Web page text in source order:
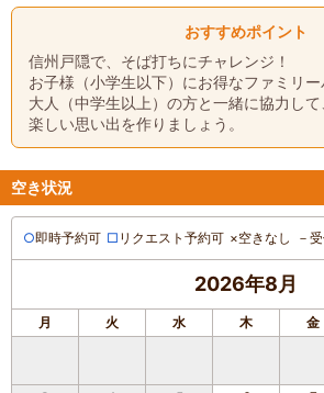
おすすめポイント
信州戸隠で、そば打ちにチャレンジ！
お子様（小学生以下）にお得なファミリー
大人（中学生以上）の方と一緒に協力し
楽しい思い出を作りましょう。
空き状況
○即時予約可 □ リクエスト予約可 ×空きなし －
2026年8月
月 火 水 木 金